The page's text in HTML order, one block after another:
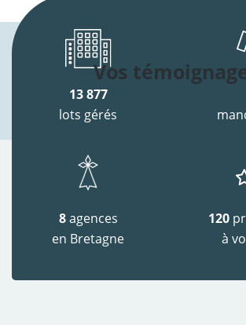
Vos
13 877
lots gérés
8agences
en Bretagne
120
à